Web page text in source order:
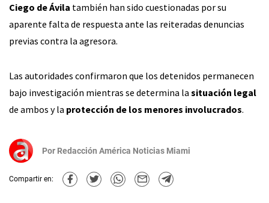
Ciego de Ávila también han sido cuestionadas por su
aparente falta de respuesta ante las reiteradas denuncias
previas contra la agresora.
Las autoridades confirmaron que los detenidos permanecen
bajo investigación mientras se determina la situación legal
de ambos y la protección de los menores involucrados.
Por Redacción América Noticias Miami
Compartir en: